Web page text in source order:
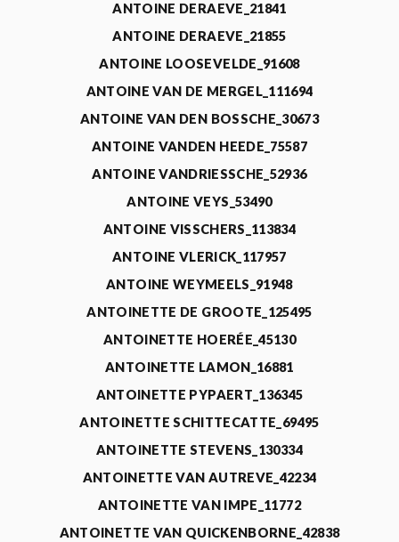
ANTOINE DERAEVE_21841
ANTOINE DERAEVE_21855
ANTOINE LOOSEVELDE_91608
ANTOINE VAN DE MERGEL_111694
ANTOINE VAN DEN BOSSCHE_30673
ANTOINE VANDEN HEEDE_75587
ANTOINE VANDRIESSCHE_52936
ANTOINE VEYS_53490
ANTOINE VISSCHERS_113834
ANTOINE VLERICK_117957
ANTOINE WEYMEELS_91948
ANTOINETTE DE GROOTE_125495
ANTOINETTE HOERÉE_45130
ANTOINETTE LAMON_16881
ANTOINETTE PYPAERT_136345
ANTOINETTE SCHITTECATTE_69495
ANTOINETTE STEVENS_130334
ANTOINETTE VAN AUTREVE_42234
ANTOINETTE VAN IMPE_11772
ANTOINETTE VAN QUICKENBORNE_42838